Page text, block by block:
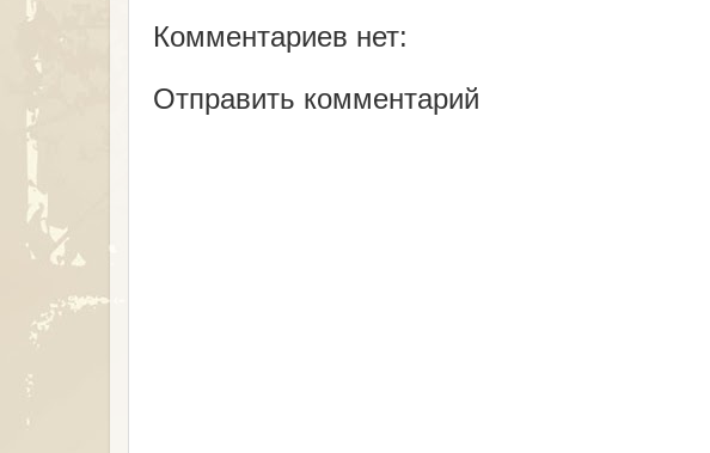
Комментариев нет:
Отправить комментарий